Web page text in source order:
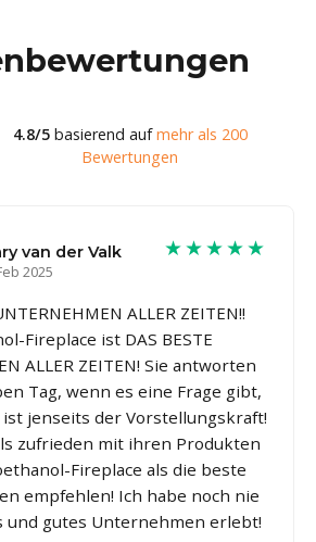
4.8/5basierend aufmehr als 200
Bewertungen
van der Valk
2025
★★★★★
ALLER ZEITEN!!
Fireplace ist DAS BESTE
ALLER ZEITEN! Sie antworten
Tag, wenn es eine Frage gibt,
jenseits der Vorstellungskraft!
zufrieden mit ihren Produkten
Fireplace als die beste
empfehlen! Ich habe noch nie
und gutes Unternehmen erlebt!